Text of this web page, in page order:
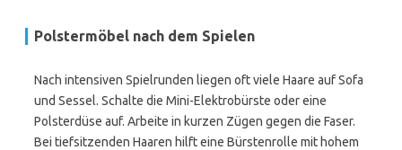
Polstermöbel nach dem Spielen
Nach intensiven Spielrunden liegen oft viele Haare auf Sofa
und Sessel. Schalte die Mini-Elektrobürste oder eine
Polsterdüse auf. Arbeite in kurzen Zügen gegen die Faser.
Bei tiefsitzenden Haaren hilft eine Bürstenrolle mit hohem